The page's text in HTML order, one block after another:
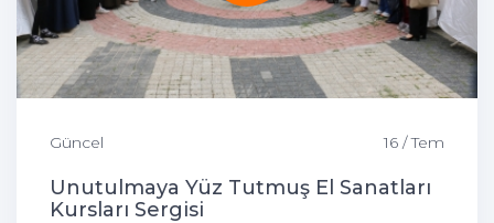
Güncel 16 / Tem
Unutulmaya Yüz Tutmuş El Sanatları
Kursları Sergisi